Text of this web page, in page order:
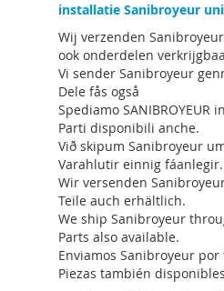
installatie Sanibroyeur
Wij verzenden
ook onderdelen
Vi sender Sanibroyeur
Dele fås også
Spediamo SANIBROYEUR
Parti disponibili anche.
Við skipum Sanibroyeur
Varahlutir einnig fáanlegir.
Wir versenden
Teile auch erhältlich.
We ship Sanibroyeur
Parts also available.
Enviamos Sanibroyeur por
Piezas también